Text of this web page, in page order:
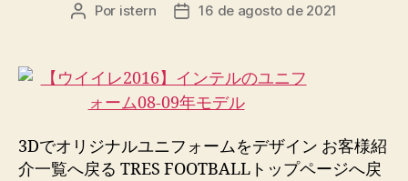
Autor
entrada
Por istern
Fecha
entrada
16 de agosto de 2021
3Dでオリジナルユニフォームをデザイン お客様紹
介一覧へ戻る TRES FOOTBALLトップページへ戻